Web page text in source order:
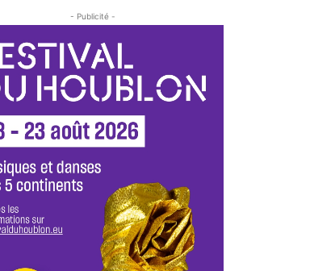
- Publicité -